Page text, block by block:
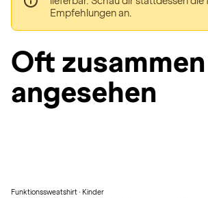
e
Empfehlungen an.
Oft zusammen
angesehen
Funktionssweatshirt · Kinder